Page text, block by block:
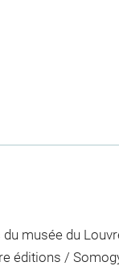
musée du
éditions /